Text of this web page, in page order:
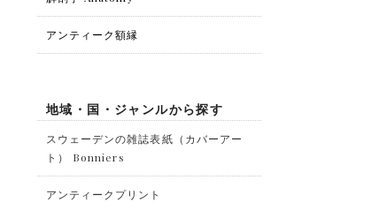
アンティーク額縁
地域・国・ジャンルから探す
スウェーデンの雑誌表紙（カバーアー
ト） Bonniers
アンティークプリント